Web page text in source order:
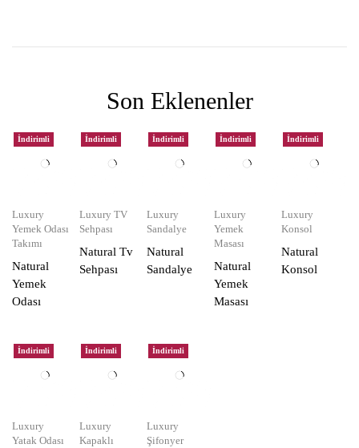
Son Eklenenler
İndirimli
Luxury
Yemek Odası
Takımı
Natural
Yemek
Odası
İndirimli
Luxury TV
Sehpası
Natural Tv
Sehpası
İndirimli
Luxury
Sandalye
Natural
Sandalye
İndirimli
Luxury
Yemek
Masası
Natural
Yemek
Masası
İndirimli
Luxury
Konsol
Natural
Konsol
İndirimli
Luxury
Yatak Odası
İndirimli
Luxury
Kapaklı
İndirimli
Luxury
Şifonyer